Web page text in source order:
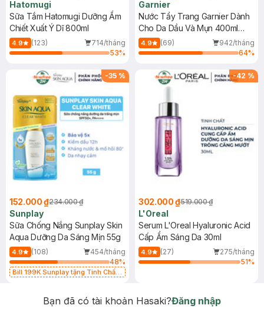
Hatomugi
Sữa Tắm Hatomugi Dưỡng Ẩm
Chiết Xuất Ý Dĩ 800ml
4.9 (123)
714/tháng
53%
Garnier
Nước Tẩy Trang Garnier Dành
Cho Da Dầu Và Mụn 400ml
(Mới)
4.9 (69)
942/tháng
64%
-35 %
152.000 ₫234.000 ₫
Sunplay
Sữa Chống Nắng Sunplay Skin
Aqua Dưỡng Da Sáng Mịn 55g
4.9 (108)
454/tháng
48%
Bill 199K Sunplay tặng Tinh Chất
-42 %
302.000 ₫519.000 ₫
L'Oreal
Serum L'Oreal Hyaluronic Acid
Cấp Ẩm Sáng Da 30ml
4.9 (27)
275/tháng
51%
Bạn đã có tài khoản Hasaki?Đăng nhập